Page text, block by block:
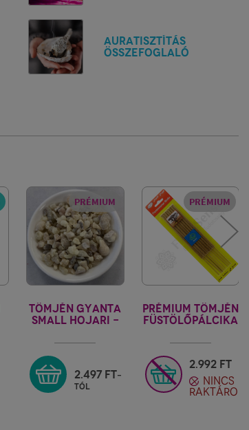
Auratisztítás
összefoglaló
PRÉMIUM
TÖMJÉN GYANTA
SMALL HOJARI -
2.497 FT-
tól
PRÉMIUM
PRÉMIUM TÖMJÉN
FÜSTÖLŐPÁLCIKA
2.992 FT
NINCS
RAKTÁRON